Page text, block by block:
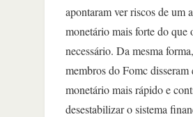
apontaram ver riscos de um
monetário mais forte do que
necessário. Da mesma
membros do Fomc disseram
monetário mais rápido e
desestabilizar o sistema